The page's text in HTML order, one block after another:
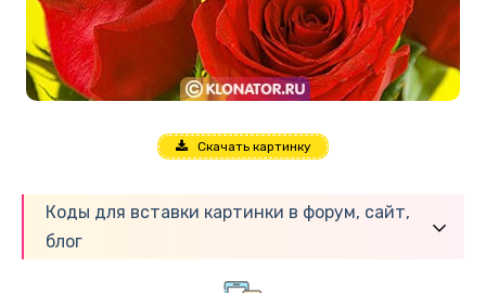
Скачать картинку
Коды для вставки картинки в форум, сайт,
блог